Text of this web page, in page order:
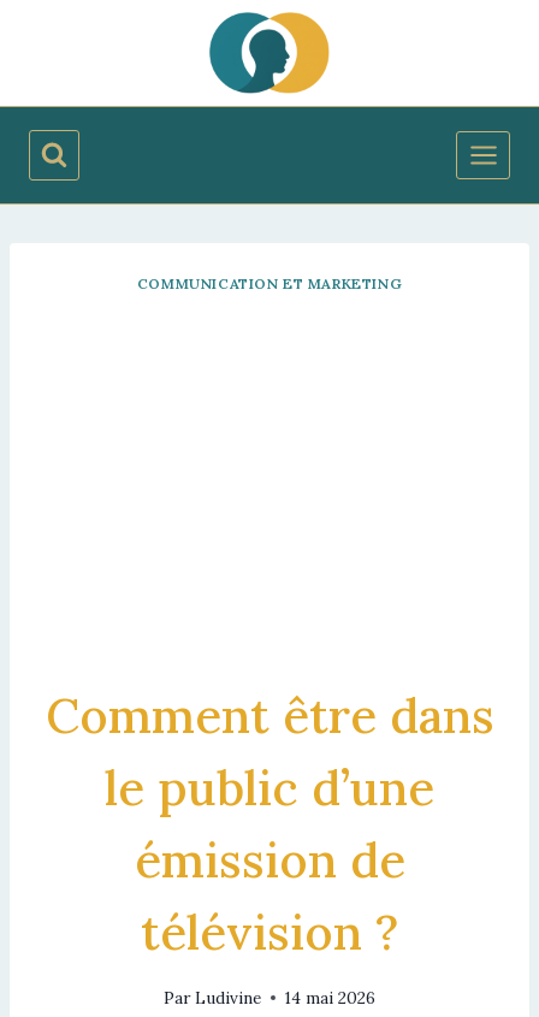
COMMUNICATION ET MARKETING
Comment être dans
le public d’une
émission de
télévision ?
ParLudivine 14 mai 2026